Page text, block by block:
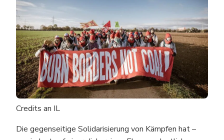
Credits an IL
Die gegenseitige Solidarisierung von Kämpfen hat –